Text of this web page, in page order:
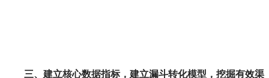
三、建立核心数据指标，建立漏斗转化模型，挖掘有效渠